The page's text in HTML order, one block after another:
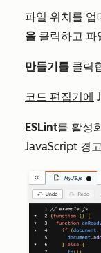
파일 위치를 업
을 클릭하고 파
만들기를 클릭
코드 편집기에
ESLint를 활성
JavaScript 경